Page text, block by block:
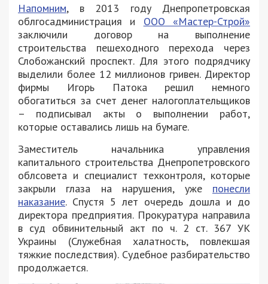
Напомним, в 2013 году Днепропетровская
облгосадминистрация и ООО «Мастер-Строй»
заключили договор на выполнение
строительства пешеходного перехода через
Слобожанский проспект. Для этого подрядчику
выделили более 12 миллионов гривен. Директор
фирмы Игорь Патока решил немного
обогатиться за счет денег налогоплательщиков
– подписывал акты о выполнении работ,
которые оставались лишь на бумаге.
Заместитель начальника управления
капитального строительства Днепропетровского
облсовета и специалист техконтроля, которые
закрыли глаза на нарушения, уже понесли
наказание. Спустя 5 лет очередь дошла и до
директора предприятия. Прокуратура направила
в суд обвинительный акт по ч. 2 ст. 367 УК
Украины (Служебная халатность, повлекшая
тяжкие последствия). Судебное разбирательство
продолжается.